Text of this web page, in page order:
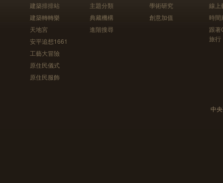
建築排排站
建築轉轉樂
天地宮
安平追想1661
工藝大冒險
原住民儀式
原住民服飾
主題分類
典藏機構
進階搜尋
學術研究
創意加值
線上
時間
跟
旅行
中